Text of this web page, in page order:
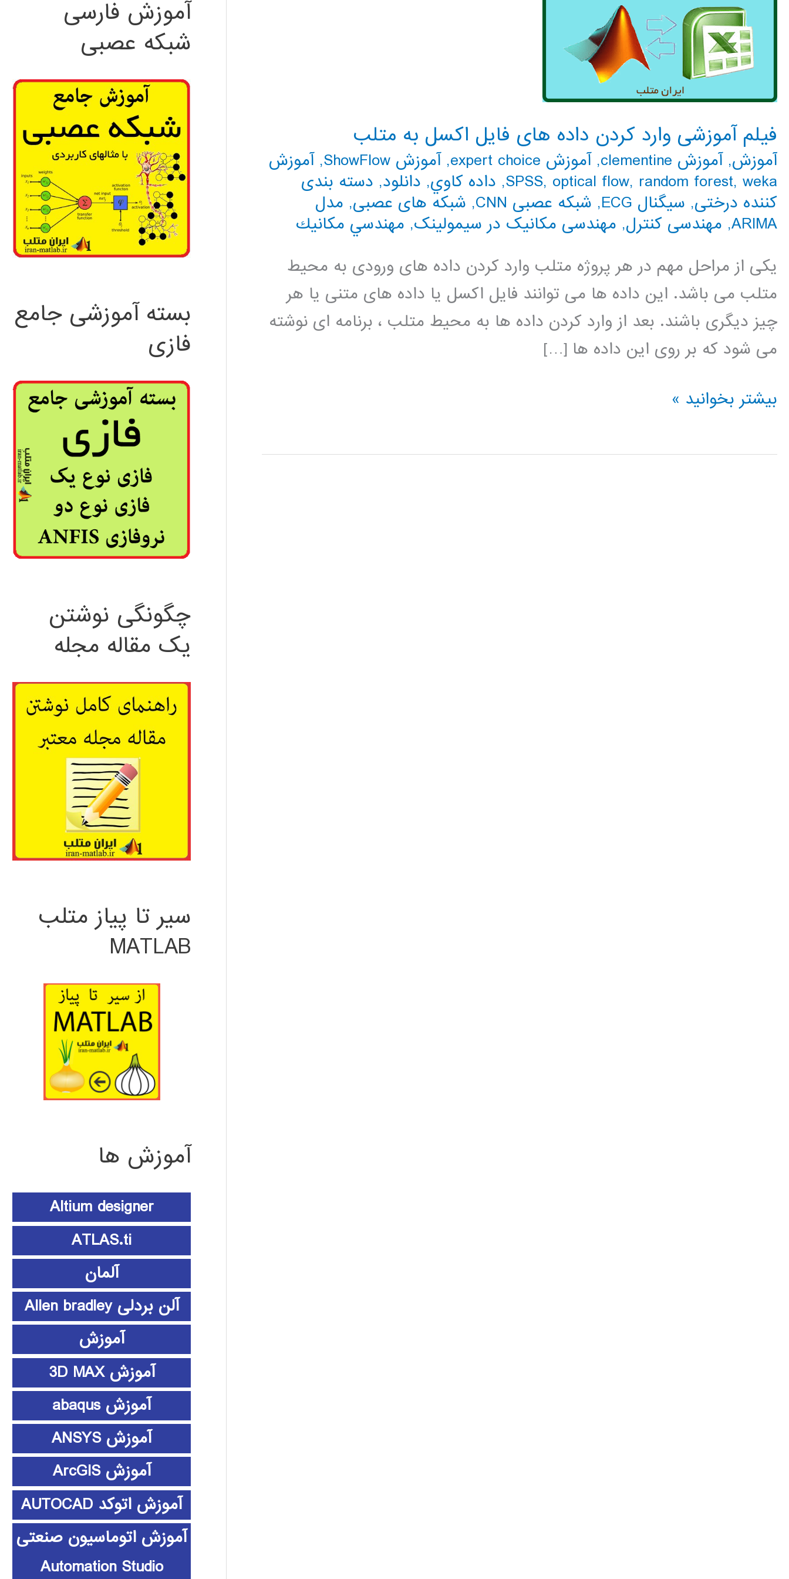
فیلم آموزشی وارد کردن داده های فایل اکسل به متلب
آموزش,آموزش clementine ,آموزش expert choice ,آموزش ShowFlow ,آموزش
SPSS, optical flow, random forest, weka
, داده كاوي, دانلود, دسته بندی
کننده درختی, سیگنال ECG , شبکه عصبی CNN , شبکه های عصبی, مدل
ARIMA
, مهندسی کنترل, مهندسی مکانیک در سیمولینک, مهندسي مكانيك
یکی از مراحل مهم در هر پروژه متلب وارد کردن داده های ورودی به محیط
متلب می باشد. این داده ها می توانند فایل اکسل یا داده های متنی یا هر
چیز دیگری باشند. بعد از وارد کردن داده ها به محیط متلب ، برنامه ای نوشته
می شود که بر روی این داده ها […]
فیلم
وارد
بیشتر بخوانید »
آموزش فارسی
شبکه عصبی
بسته آموزشی جامع
فازی
چگونگی نوشتن
یک مقاله مجله
سیر تا پیاز متلب
MATLAB
آموزش ها
Altium designer
ATLAS.ti
آلمان
آلن بردلی Allen bradley
آموزش
آموزش 3D MAX
آموزش abaqus
آموزش ANSYS
آموزش ArcGIS
آموزش اتوکد AUTOCAD
آموزش اتوماسیون صنعتی
Automation Studio